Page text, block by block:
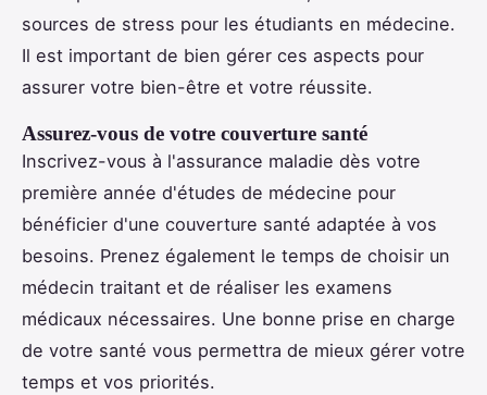
sources de stress pour les étudiants en médecine.
Il est important de bien gérer ces aspects pour
assurer votre bien-être et votre réussite.
Assurez-vous de votre couverture santé
Inscrivez-vous à l'assurance maladie dès votre
première année d'études de médecine pour
bénéficier d'une couverture santé adaptée à vos
besoins. Prenez également le temps de choisir un
médecin traitant et de réaliser les examens
médicaux nécessaires. Une bonne prise en charge
de votre santé vous permettra de mieux gérer votre
temps et vos priorités.